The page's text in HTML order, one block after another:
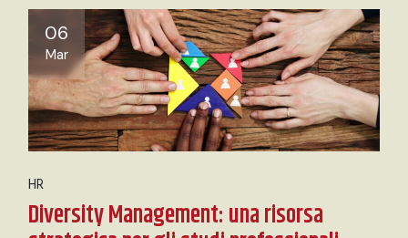
06
Mar
HR
Diversity Management: una risorsa